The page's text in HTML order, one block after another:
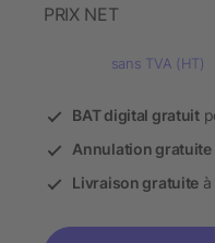
PRIX NET
sans TVA (HT)
BAT digital gratuit
Annulation gratuite
Livraison gratuite